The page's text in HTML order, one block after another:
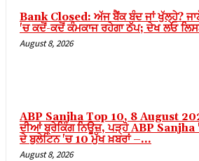
Bank Closed: ਅੱਜ ਬੈਂਕ ਬੰਦ ਜਾਂ ਖੁੱਲ੍ਹੇ?
'ਚ ਕਦੋਂ-ਕਦੋਂ ਕੰਮਕਾਜ ਰਹੇਗਾ ਠੱਪ; ਦੇਖ ਲਓ
August 8, 2026
ABP Sanjha Top 10, 8 August
ਦੀਆਂ ਬ੍ਰੇਕਿੰਗ ਨਿਊਜ਼, ਪੜ੍ਹੋ ABP Sanjha
ਦੇ ਬੁਲੇਟਿਨ 'ਚ 10 ਮੁੱਖ ਖ਼ਬਰਾਂ –...
August 8, 2026